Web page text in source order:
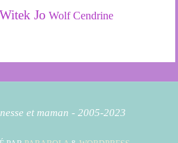
Witek Jo Wolf Cendrine
et maman - 2005-2023